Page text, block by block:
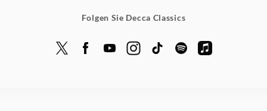
Folgen Sie Decca Classics